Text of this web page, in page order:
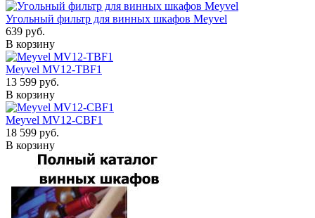
Угольный фильтр для винных шкафов Meyvel
639 руб.
В корзину
Meyvel MV12-TBF1
13 599 руб.
В корзину
Meyvel MV12-CBF1
18 599 руб.
В корзину